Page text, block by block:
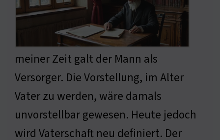
meiner Zeit galt der Mann als
Versorger. Die Vorstellung, im Alter
Vater zu werden, wäre damals
unvorstellbar gewesen. Heute jedoch
wird Vaterschaft neu definiert. Der